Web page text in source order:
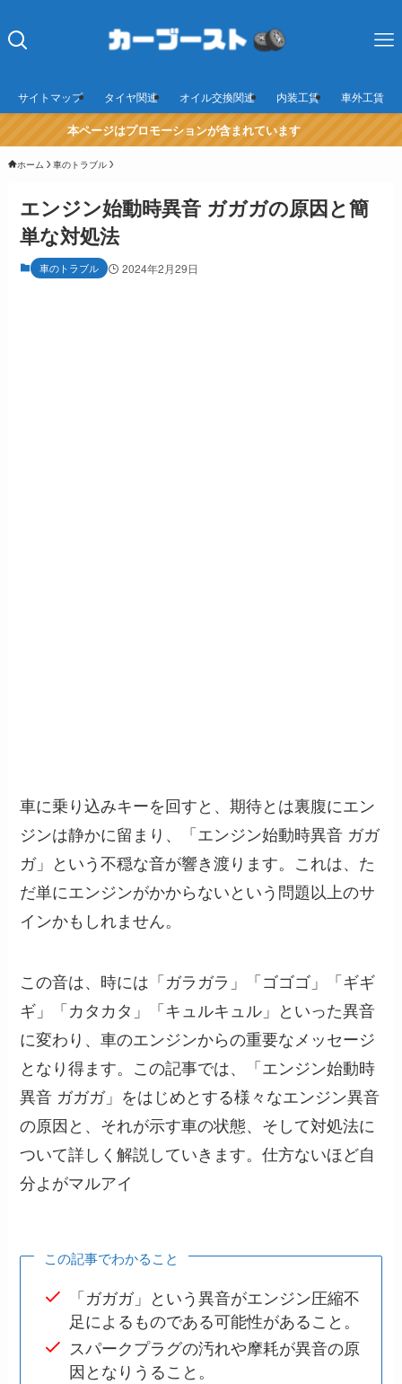
サイトマップ タイヤ関連 オイル交換関連 内装工賃 車外工賃
本ページはプロモーションが含まれています
ホーム 車のトラブル
エンジン始動時異音 ガガガの原因と簡
単な対処法
車のトラブル 2024年2月29日
車に乗り込みキーを回すと、期待とは裏腹にエン
ジンは静かに留まり、「エンジン始動時異音 ガガ
ガ」という不穏な音が響き渡ります。これは、た
だ単にエンジンがかからないという問題以上のサ
インかもしれません。
この音は、時には「ガラガラ」「ゴゴゴ」「ギギ
ギ」「カタカタ」「キュルキュル」といった異音
に変わり、車のエンジンからの重要なメッセージ
となり得ます。この記事では、「エンジン始動時
異音 ガガガ」をはじめとする様々なエンジン異音
の原因と、それが示す車の状態、そして対処法に
ついて詳しく解説していきます。仕方ないほど自
分よがマルアイ
この記事でわかること
「ガガガ」という異音がエンジン圧縮不
足によるものである可能性があること。
スパークプラグの汚れや摩耗が異音の原
因となりうること。